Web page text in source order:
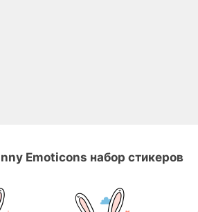
Emoticons набор стикеров